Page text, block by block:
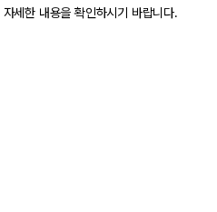
자세한 내용을 확인하시기 바랍니다.